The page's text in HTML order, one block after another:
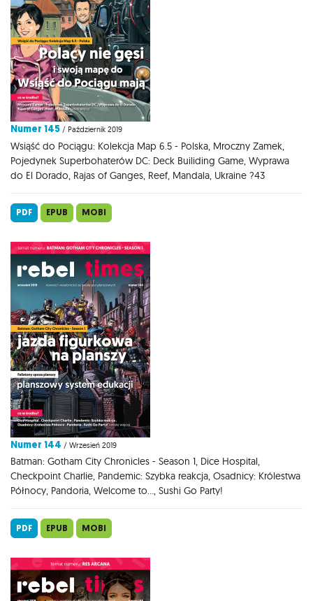
Numer 145 / Październik 2019
Wsiąść do Pociągu: Kolekcja Map 6.5 - Polska, Mroczny Zamek,
Pojedynek Superbohaterów DC: Deck Builiding Game, Wyprawa
do El Dorado, Rajas of Ganges, Reef, Mandala, Ukraine ?43
PDF EPUB MOBI
Numer 144 / Wrzesień 2019
Batman: Gotham City Chronicles - Season 1, Dice Hospital,
Checkpoint Charlie, Pandemic: Szybka reakcja, Osadnicy: Królestwa
Północy, Pandoria, Welcome to..., Sushi Go Party!
PDF EPUB MOBI